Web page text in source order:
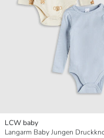
LCW baby